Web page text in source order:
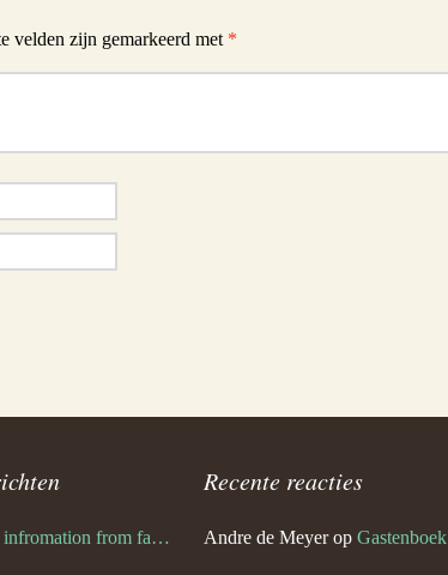
velden zijn gemarkeerd met *
Very importent infromation from family Schwulst
Recente reacties
Andre de Meyerop Gastenboek